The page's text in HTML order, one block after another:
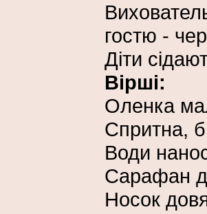
гостю -
Діти
Вірші:
Оленка
Спритна,
Води
Сарафан
Носок